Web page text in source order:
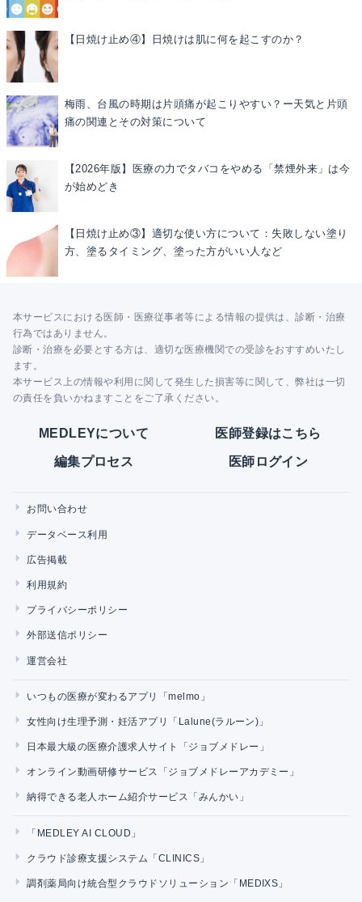
【日焼け止め④】日焼けは肌に何を起こすのか？
梅雨、台風の時期は片頭痛が起こりやすい？ー天気と片頭
痛の関連とその対策について
【2026年版】医療の力でタバコをやめる「禁煙外来」は今
が始めどき
【日焼け止め③】適切な使い方について：失敗しない塗り
方、塗るタイミング、塗った方がいい人など
本サービスにおける医師・医療従事者等による情報の提供は、診断・治療
行為ではありません。
診断・治療を必要とする方は、適切な医療機関での受診をおすすめいたし
ます。
本サービス上の情報や利用に関して発生した損害等に関して、弊社は一切
の責任を負いかねますことをご了承ください。
MEDLEYについて 医師登録はこちら
編集プロセス 医師ログイン
お問い合わせ
データベース利用
広告掲載
利用規約
プライバシーポリシー
外部送信ポリシー
運営会社
いつもの医療が変わるアプリ「melmo」
女性向け生理予測・妊活アプリ「Lalune(ラルーン)」
日本最大級の医療介護求人サイト「ジョブメドレー」
オンライン動画研修サービス「ジョブメドレーアカデミー」
納得できる老人ホーム紹介サービス「みんかい」
「MEDLEY AI CLOUD」
クラウド診療支援システム「CLINICS」
調剤薬局向け統合型クラウドソリューション「MEDIXS」